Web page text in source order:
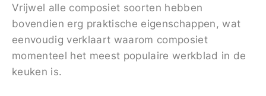
Vrijwel alle composiet soorten hebben
bovendien erg praktische eigenschappen, wat
eenvoudig verklaart waarom composiet
momenteel het meest populaire werkblad in de
keuken is.